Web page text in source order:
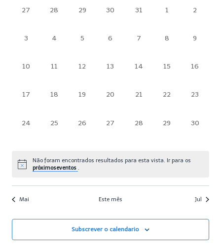
de
Eventos
0
27
0
28
0
29
0
30
0
31
01
0
2
0
3
0
4
0
5
0
6
0
7
0
8
0
9
0
10
0
11
0
12
0
13
014
0
15
0
16
017
0
18
0
19
0
20
0
21
0
22
0
23
0
24
0
25
0
26
0
27
0
28
0
29
0
30
Não foram encontrados resultados para esta vista. Ir para os
próximoseventos .
Mai Este mês Jul
Subscrever o calendario